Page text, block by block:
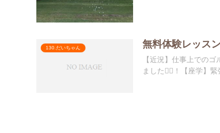
130.だいちゃん 無料体験レッス
【近況】仕事上での
ました🏌️‍♂️！【座学】